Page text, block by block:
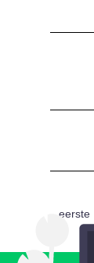
eerste